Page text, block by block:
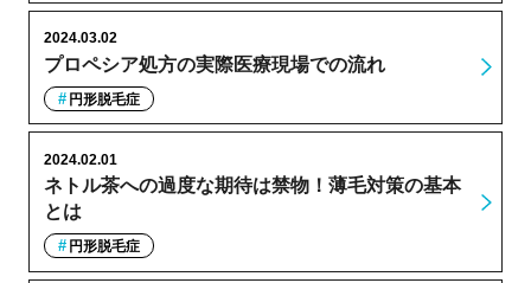
プロペシア処方の実際医療現場での流れ
2024.03.02
円形脱毛症
ネトル茶への過度な期待は禁物！薄毛対策の基本
とは
2024.02.01
円形脱毛症